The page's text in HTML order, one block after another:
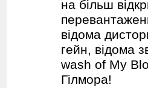
на більш
відома
гейн, відома
wash of My
Гілмора!